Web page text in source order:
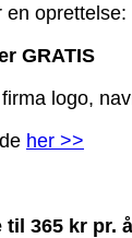
en oprettelse:
GRATIS
logo,
her >>
365 kr pr.